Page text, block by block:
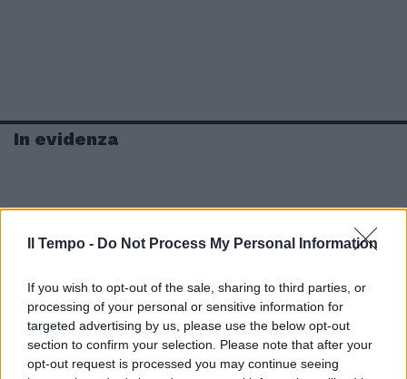
Il Tempo - Do Not Process My Personal Information
If you wish to opt-out of the sale, sharing to third parties, or
processing of your personal or sensitive information for
targeted advertising by us, please use the below opt-out
section to confirm your selection. Please note that after your
opt-out request is processed you may continue seeing
In evidenza